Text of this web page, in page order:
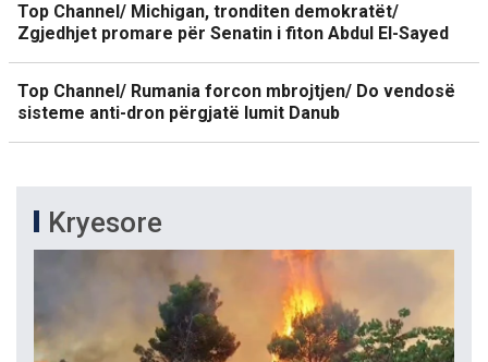
Top Channel/ Michigan, tronditen demokratët/
Zgjedhjet promare për Senatin i fiton Abdul El-Sayed
Top Channel/ Rumania forcon mbrojtjen/ Do vendosë
sisteme anti-dron përgjatë lumit Danub
Kryesore